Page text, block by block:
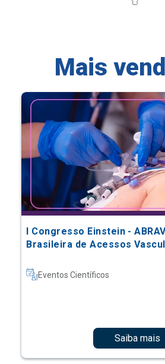
Mais
I Congresso Einstein -
Brasileira de Acessos
Eventos Científicos
Saiba mais